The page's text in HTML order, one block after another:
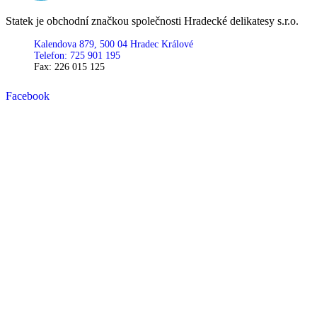
Statek je obchodní značkou společnosti Hradecké delikatesy s.r.o.
Kalendova 879, 500 04 Hradec Králové
Telefon: 725 901 195
Fax: 226 015 125
Facebook